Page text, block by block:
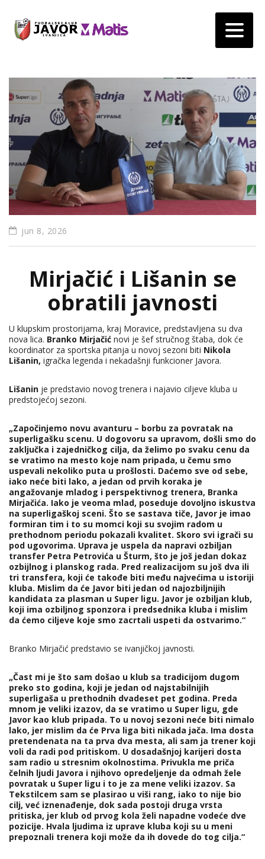
jun 8, 2026
Mirjačić i Lišanin se
obratili javnosti
U klupskim prostorijama, kraj Moravice, predstavljena su dva
nova lica. Branko Mirjačić novi je šef stručnog štaba, dok će
koordinator za sportska pitanja u novoj sezoni biti Nikola
Lišanin, igračka legenda i nekadašnji funkcioner Javora.
Lišanin je predstavio novog trenera i najavio ciljeve kluba u
predstojećoj sezoni.
„Započinjemo novu avanturu – borbu za povratak na
superligašku scenu. U dogovoru sa upravom, došli smo do
zaključka i zajedničkog cilja, da želimo po svaku cenu da
se vratimo na mesto koje nam pripada, u čemu smo
uspevali nekoliko puta u prošlosti. Daćemo sve od sebe,
iako neće biti lako, a jedan od prvih koraka je
angažovanje mladog i perspektivnog trenera, Branka
Mirjačića. Iako je veoma mlad, poseduje dovoljno iskustva
na superligaškoj sceni. Što se sastava tiče, Javor je imao
formiran tim i to su momci koji su svojim radom u
prethodnom periodu pokazali kvalitet. Skoro svi igrači su
pod ugovorima. Uprava je uspela da napravi ozbiljan
transfer Petra Petrovića u Šturm, što je još jedan dokaz
ozbijlnog i planskog rada. Pred realizacijom su još dva ili
tri transfera, koji će takođe biti među najvećima u istoriji
kluba. Mislim da će Javor biti jedan od najozbiljnijih
kandidata za plasman u Super ligu. Javor je ozbiljan klub,
koji ima ozbiljnog sponzora i predsednika kluba i mislim
da ćemo ciljeve koje smo zacrtali uspeti da ostvarimo.“
Branko Mirjačić predstavio se ivanjičkoj javnosti.
„Čast mi je što sam došao u klub sa tradicijom dugom
preko sto godina, koji je jedan od najstabilnijih
superligaša u prethodnih dvadeset pet godina. Preda
mnom je veliki izazov, da se vratimo u Super ligu, gde
Javor kao klub pripada. To u novoj sezoni neće biti nimalo
lako, jer mislim da će Prva liga biti nikada jača. Ima dosta
pretendenata na ta prva dva mesta, ali sam ja trener koji
voli da radi pod pritiskom. U dosadašnjoj karijeri dosta
sam radio u stresnim okolnostima. Privukla me priča
čelnih ljudi Javora i njihovo opredeljenje da odmah žele
povratak u Super ligu i to je za mene veliki izazov. Sa
Tekstilcem sam se plasirao u viši rang, iako to nije bio
cilj, već iznenađenje, dok sada postoji druga vrsta
pritiska, jer klub od prvog kola želi napadne vodeće dve
pozicije. Hvala ljudima iz uprave kluba koji su u meni
prepoznali trenera koji može da ih dovede do tog cilja.“